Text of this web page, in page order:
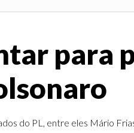
para
do PL, entre eles Mário